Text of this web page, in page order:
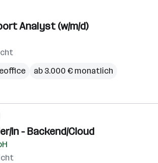
Analyst (w/m/d)
ab 3.000 € monatlich
in - Backend/Cloud